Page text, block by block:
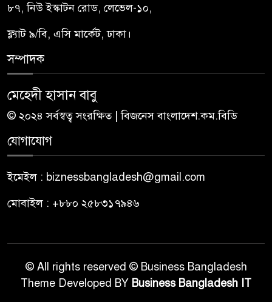
৮৭, নিউ ইস্কাটন রোড, লেভেল-১০,
ফ্ল্যাট ৯/বি, এসি মার্কেট, ঢাকা।
সম্পাদক
মেহেদী হাসান বাবু
© ২০২৪ সর্বস্বত্ব সংরক্ষিত | বিজনেস বাংলাদেশ.কম.বিডি
যোগাযোগ
ইমেইল : biznessbangladesh@gmail.com
মোবাইল : +৮৮০ ২৫৮৩১৭৯৪৬
© All rights reserved © Business Bangladesh
Theme Developed BY Business Bangladesh IT